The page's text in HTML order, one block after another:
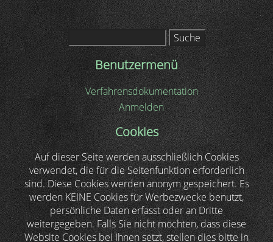
Suche
Benutzermenü
Verfahrensdokumentation
Anmelden
Cookies
Auf dieser Seite werden ausschließlich Cookies
verwendet, die für die Seitenfunktion erforderlich
sind. Diese Cookies werden anonym gespeichert. Es
werden KEINE Cookies für Werbezwecke benutzt,
persönliche Daten erfasst oder an Dritte
weitergegeben. Falls Sie nicht möchten, dass diese
Website Cookies bei Ihnen setzt, stellen dies bitte in